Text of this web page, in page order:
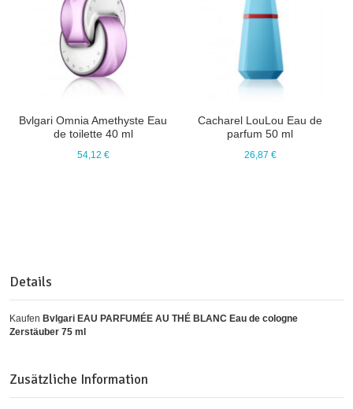
Bvlgari Omnia Amethyste Eau
de toilette 40 ml
54,12 €
Cacharel LouLou Eau de
parfum 50 ml
26,87 €
Details
Kaufen Bvlgari EAU PARFUMÉE AU THÉ BLANC Eau de cologne
Zerstäuber 75 ml
Zusätzliche Information